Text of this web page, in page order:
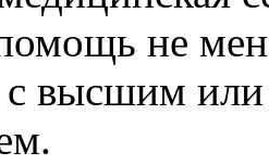
не
с высшим